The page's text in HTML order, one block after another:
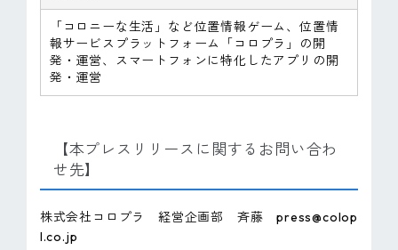
「コロニーな生活」など位置情報ゲーム、位置情
報サービスプラットフォーム「コロプラ」の開
発・運営、スマートフォンに特化したアプリの開
発・運営
【本プレスリリースに関するお問い合わ
せ先】
株式会社コロプラ 経営企画部 斉藤 press@colop
l.co.jp